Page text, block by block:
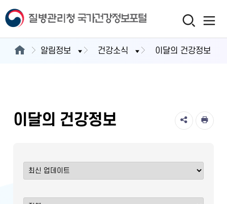
알림정보 건강소식 이달의 건강정보
이달의 건강정보